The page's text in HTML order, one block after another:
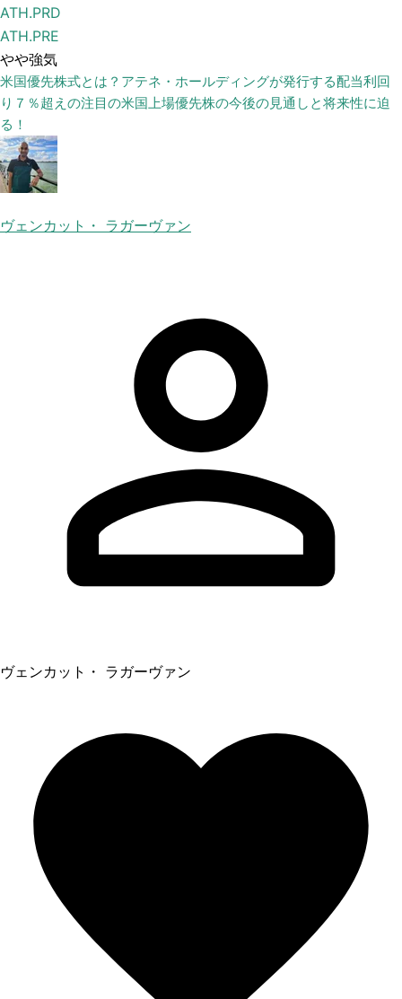
ATH.PRD
ATH.PRE
やや強気
米国優先株式とは？アテネ・ホールディングが発行する配当利回
り７％超えの注目の米国上場優先株の今後の見通しと将来性に迫
る！
ヴェンカット・ ラガーヴァン
ヴェンカット・ ラガーヴァン